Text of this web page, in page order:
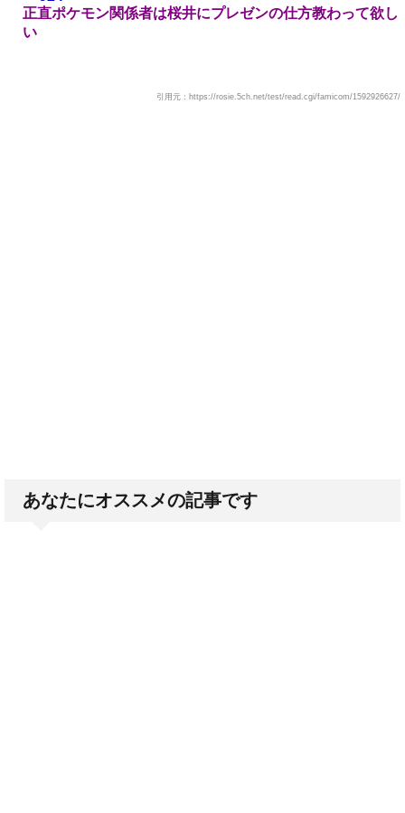
正直ポケモン関係者は桜井にプレゼンの仕方教わって欲し
い
引用元：https://rosie.5ch.net/test/read.cgi/famicom/1592926627/
あなたにオススメの記事です